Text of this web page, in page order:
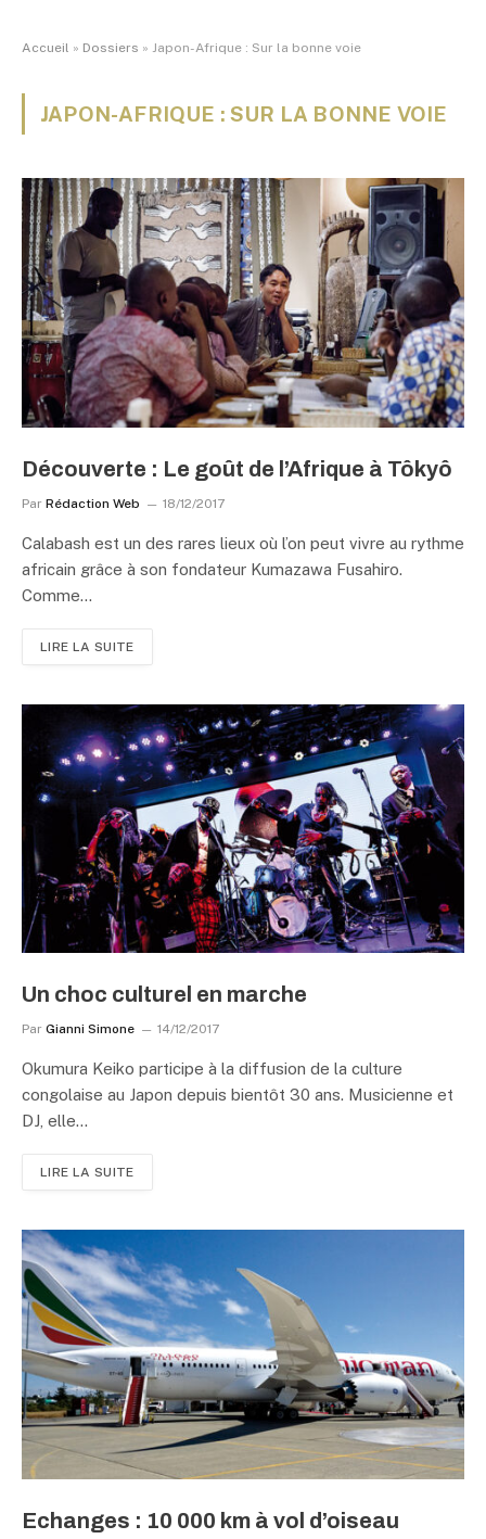
Accueil » Dossiers » Japon-Afrique : Sur la bonne voie
JAPON-AFRIQUE : SUR LA BONNE VOIE
Découverte : Le goût de l’Afrique à Tôkyô
Par Rédaction Web 18/12/2017
Calabash est un des rares lieux où l’on peut vivre au rythme
africain grâce à son fondateur Kumazawa Fusahiro.
Comme…
LIRE LA SUITE
Un choc culturel en marche
Par Gianni Simone 14/12/2017
Okumura Keiko participe à la diffusion de la culture
congolaise au Japon depuis bientôt 30 ans. Musicienne et
DJ, elle…
LIRE LA SUITE
Echanges : 10 000 km à vol d’oiseau